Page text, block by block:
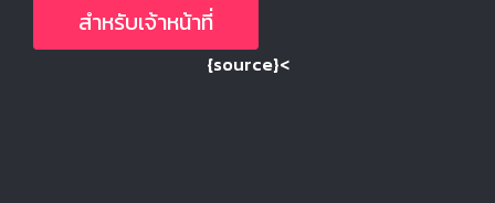
สำหรับเจ้าหน้าที่
{source}<